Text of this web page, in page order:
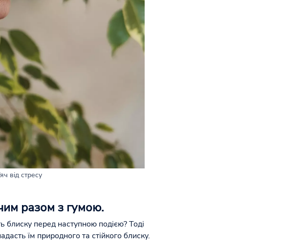
від стресу
разом з гумою.
блиску перед наступною подією? Тоді
їм природного та стійкого блиску.